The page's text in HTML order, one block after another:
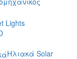
Lights
Ηλιακά Solar